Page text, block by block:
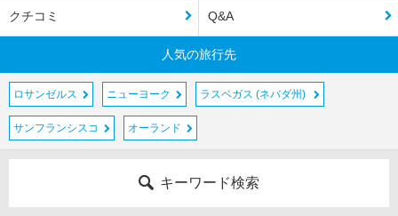
クチコミ Q&A
人気の旅行先
ロサンゼルス ニューヨーク ラスベガス (ネバダ州)
サンフランシスコ オーランド
キーワード検索